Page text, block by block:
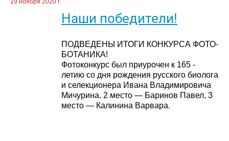
19 ноября 2020 г.
Наши победители!
ПОДВЕДЕНЫ ИТОГИ КОНКУРСА ФОТО-
БОТАНИКА!
Фотоконкурс был приурочен к 165 -
летию со дня рождения русского биолога
и селекционера Ивана Владимировича
Мичурина. 2 место — Баринов Павел, 3
место — Калинина Варвара.